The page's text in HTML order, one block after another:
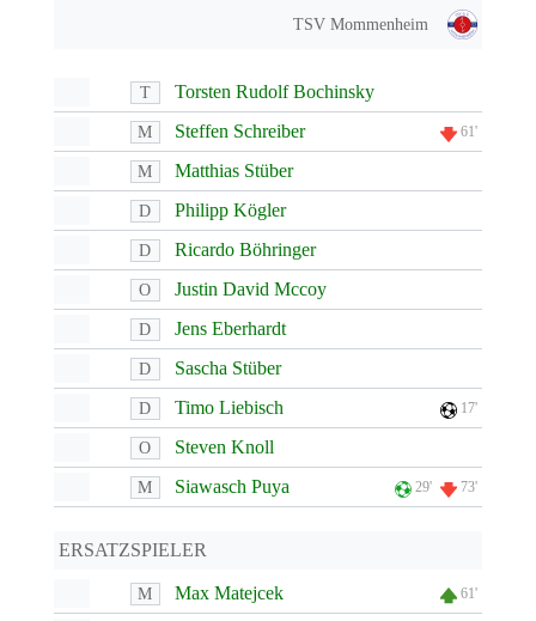
TSV Mommenheim
T Torsten Rudolf Bochinsky
M Steffen Schreiber 61'
M Matthias Stüber
D Philipp Kögler
D Ricardo Böhringer
O Justin David Mccoy
D Jens Eberhardt
D Sascha Stüber
D Timo Liebisch 17'
O Steven Knoll
M Siawasch Puya 29' 73'
ERSATZSPIELER
M Max Matejcek 61'